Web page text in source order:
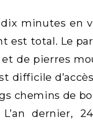
minutes en
est total. Le
de pierres
difficile
chemins de
dernier,